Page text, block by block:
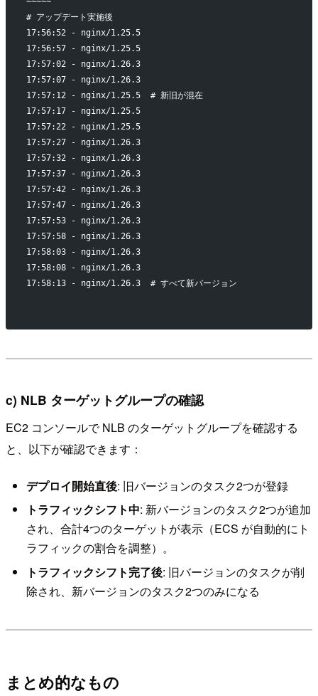
# アップデート実施後
17:56:52 - nginx/1.25.5
17:56:57 - nginx/1.25.5
17:57:02 - nginx/1.26.3
17:57:07 - nginx/1.26.3
17:57:12 - nginx/1.25.5  # 新旧が混在
17:57:17 - nginx/1.25.5
17:57:22 - nginx/1.25.5
17:57:27 - nginx/1.26.3
17:57:32 - nginx/1.26.3
17:57:37 - nginx/1.26.3
17:57:42 - nginx/1.26.3
17:57:47 - nginx/1.26.3
17:57:53 - nginx/1.26.3
17:57:58 - nginx/1.26.3
17:58:03 - nginx/1.26.3
17:58:08 - nginx/1.26.3
17:58:13 - nginx/1.26.3  # すべて新バージョン
c) NLB ターゲットグループの確認
EC2 コンソールで NLB のターゲットグループを確認する
と、以下が確認できます：
デプロイ開始直後: 旧バージョンのタスク2つが登録
トラフィックシフト中: 新バージョンのタスク2つが追加
され、合計4つのターゲットが表示（ECS が自動的にト
ラフィックの割合を調整）。
トラフィックシフト完了後: 旧バージョンのタスクが削
除され、新バージョンのタスク2つのみになる
まとめ的なもの